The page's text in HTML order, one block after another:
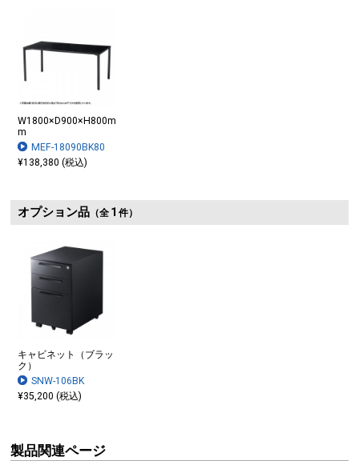
W1800×D900×H800m
m
MEF-18090BK80
¥138,380 (税込)
オプション品（全 1 件）
キャビネット（ブラッ
ク）
SNW-106BK
¥35,200 (税込)
製品関連ページ